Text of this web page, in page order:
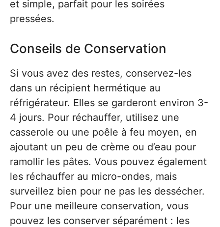
et simple, parfait pour les soirées
pressées.
Conseils de Conservation
Si vous avez des restes, conservez-les
dans un récipient hermétique au
réfrigérateur. Elles se garderont environ 3-
4 jours. Pour réchauffer, utilisez une
casserole ou une poêle à feu moyen, en
ajoutant un peu de crème ou d’eau pour
ramollir les pâtes. Vous pouvez également
les réchauffer au micro-ondes, mais
surveillez bien pour ne pas les dessécher.
Pour une meilleure conservation, vous
pouvez les conserver séparément : les